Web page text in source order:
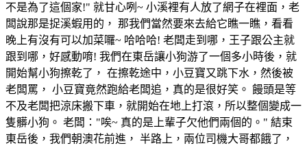
不是為了這個家!" 就甘心咧~ 小溪裡有人放了網子在裡面，老
闆說那是捉溪蝦用的， 那我們當然要來去給它瞧一瞧，看看
晚上有沒有可以加菜囉~ 哈哈哈! 老闆走到哪，王子跟公主就
跟到哪，好感動唷! 我們在東岳讓小狗游了一個多小時後，就
開始幫小狗擦乾了， 在擦乾途中，小豆寶又跳下水，然後被
老闆罵， 小豆寶竟然跑給老闆追，真的是很好笑。 饅頭是等
不及老闆把涼床搬下車，就開始在地上打滾，所以整個變成一
隻髒小狗。 老闆："唉~ 真的是上輩子欠他們兩個的。" 結束
東岳後，我們朝澳花前進， 半路上，兩位司機大哥都餓了，